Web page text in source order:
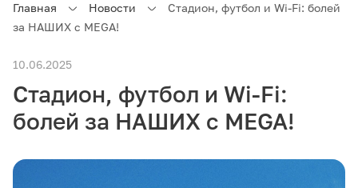
Частным клиентам
Бизнесу
Связь
Тарифы
Главная Новости
Стадион, футбол и Wi-Fi: болей
за НАШИХ с MEGA!
10.06.2025
Стадион, футбол и Wi-Fi:
болей за НАШИХ с MEGA!